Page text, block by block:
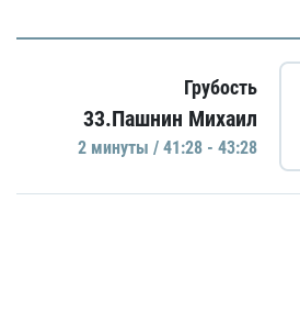
Грубость
33.Пашнин Михаил
2 минуты / 41:28 - 43:28